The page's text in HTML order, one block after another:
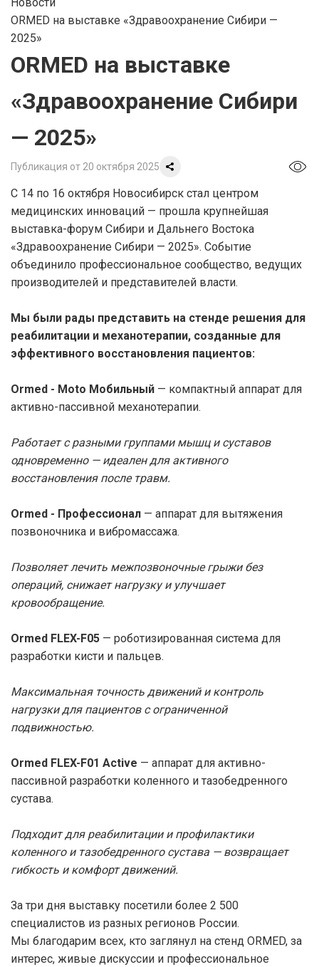
ORMED на выставке «Здравоохранение Сибири —
2025»
ORMED на выставке
«Здравоохранение Сибири
— 2025»
Публикация от 20 октября 2025
С 14 по 16 октября Новосибирск стал центром
медицинских инноваций — прошла крупнейшая
выставка-форум Сибири и Дальнего Востока
«Здравоохранение Сибири — 2025». Событие
объединило профессиональное сообщество, ведущих
производителей и представителей власти.
Мы были рады представить на стенде решения для
реабилитации и механотерапии, созданные для
эффективного восстановления пациентов:
Ormed - Moto Мобильный — компактный аппарат для
активно-пассивной механотерапии.
Работает с разными группами мышц и суставов
одновременно — идеален для активного
восстановления после травм.
Ormed - Профессионал — аппарат для вытяжения
позвоночника и вибромассажа.
Позволяет лечить межпозвоночные грыжи без
операций, снижает нагрузку и улучшает
кровообращение.
Ormed FLEX-F05 — роботизированная система для
разработки кисти и пальцев.
Максимальная точность движений и контроль
нагрузки для пациентов с ограниченной
подвижностью.
Ormed FLEX-F01 Active — аппарат для активно-
пассивной разработки коленного и тазобедренного
сустава.
Подходит для реабилитации и профилактики
коленного и тазобедренного сустава — возвращает
гибкость и комфорт движений.
За три дня выставку посетили более 2 500
специалистов из разных регионов России.
Мы благодарим всех, кто заглянул на стенд ORMED, за
интерес, живые дискуссии и профессиональное